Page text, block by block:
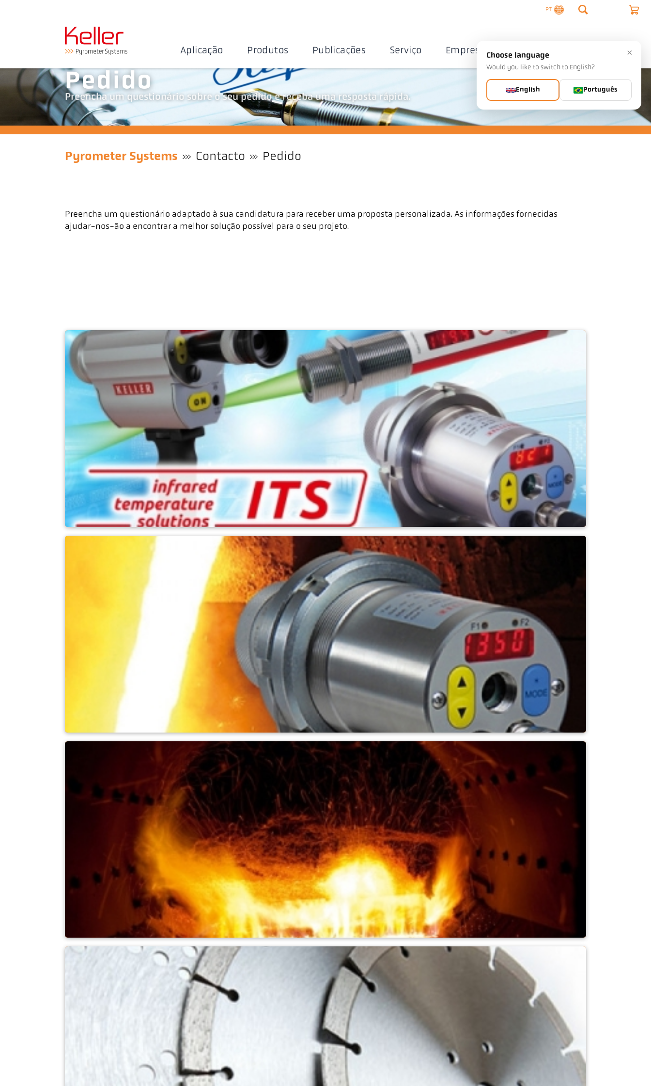
PT
Aplicação Produtos Publicações Serviço Empresa Contacto
Pedido
Preencha um questionário sobre o seu pedido e receba uma resposta rápida.
Pyrometer Systems Contacto Pedido
Preencha um questionário adaptado à sua candidatura para receber uma proposta personalizada. As informações fornecidas
ajudar-nos-ão a encontrar a melhor solução possível para o seu projeto.
Aplicações gerais
Metais líquidos
Incineradores
×
Choose language
Would you like to switch to English?
English Português